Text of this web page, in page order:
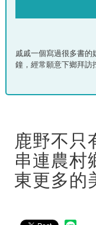
戚戚一個寫過很多書的
鐘，經常願意下鄉拜訪
鹿野不只
串連農村
東更多的